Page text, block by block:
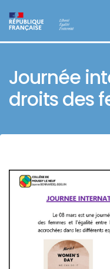
Journée
droits des